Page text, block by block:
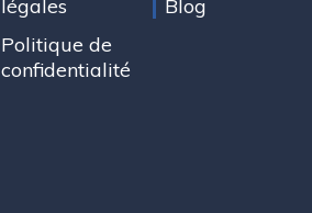
légales
Politique de
confidentialité
Blog